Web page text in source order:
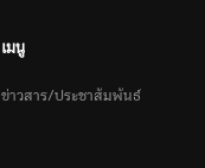
เมนู
ข่าวสาร/ประชาสัมพันธ์